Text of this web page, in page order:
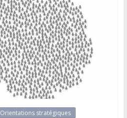
Orientations stratégiques